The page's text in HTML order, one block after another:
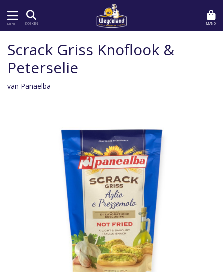
MENU ZOEKEN MAND
Scrack Griss Knoflook &
Peterselie
van Panaelba